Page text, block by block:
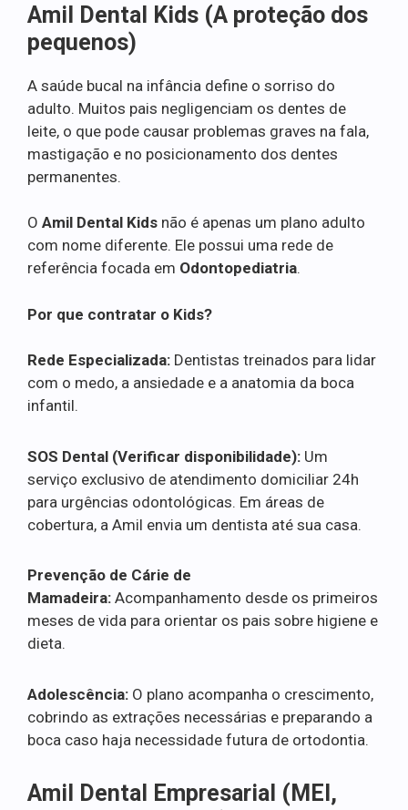
Amil Dental Kids (A proteção dos
pequenos)
A saúde bucal na infância define o sorriso do
adulto. Muitos pais negligenciam os dentes de
leite, o que pode causar problemas graves na fala,
mastigação e no posicionamento dos dentes
permanentes.
O Amil Dental Kids não é apenas um plano adulto
com nome diferente. Ele possui uma rede de
referência focada em Odontopediatria.
Por que contratar o Kids?
Rede Especializada: Dentistas treinados para lidar
com o medo, a ansiedade e a anatomia da boca
infantil.
SOS Dental (Verificar disponibilidade): Um
serviço exclusivo de atendimento domiciliar 24h
para urgências odontológicas. Em áreas de
cobertura, a Amil envia um dentista até sua casa.
Prevenção de Cárie de
Mamadeira: Acompanhamento desde os primeiros
meses de vida para orientar os pais sobre higiene e
dieta.
Adolescência: O plano acompanha o crescimento,
cobrindo as extrações necessárias e preparando a
boca caso haja necessidade futura de ortodontia.
Amil Dental Empresarial (MEI,